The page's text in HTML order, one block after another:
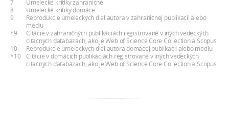
7
Umelecké kritiky zahraničné
8
Umelecké kritiky domáce
9
Reprodukcie umeleckých diel autora v zahraničnej publikácii alebo
médiu
*9
Citácie v zahraničných publikáciách registrované v iných vedeckých
citačných databázach, ako je Web of Science Core Collection a Scopus
10
Reprodukcie umeleckých diel autora domácej publikácii alebo médiu
*10
Citácie v domácich publikáciách registrované v iných vedeckých
citačných databázach, ako je Web of Science Core Collection a Scopus